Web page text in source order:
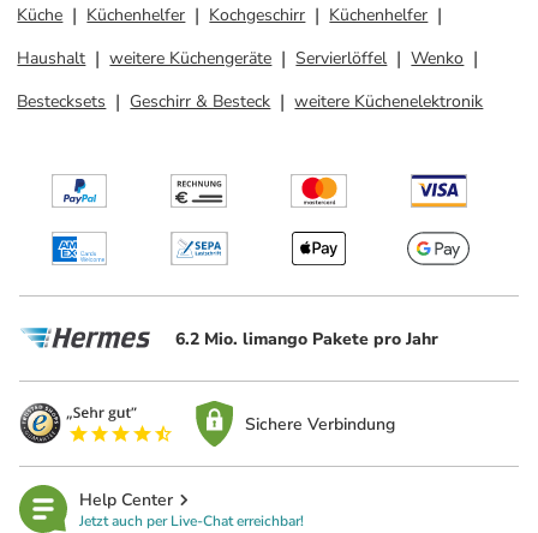
Küche
Küchenhelfer Kochgeschirr
Küchenhelfer
Haushalt
weitere Küchengeräte Servierlöffel
Wenko
Bestecksets
Geschirr & Besteck weitere Küchenelektronik
6.2 Mio. limango Pakete pro Jahr
Sichere Verbindung
Help Center
Jetzt auch per Live-Chat erreichbar!